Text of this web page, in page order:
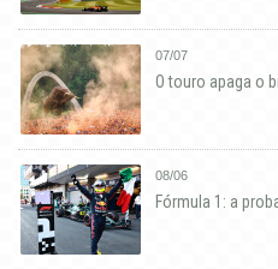
07/07
O touro apaga o
08/06
Fórmula 1: a